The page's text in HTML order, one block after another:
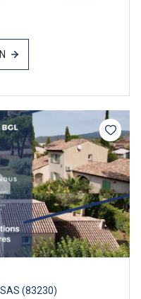
(83230)